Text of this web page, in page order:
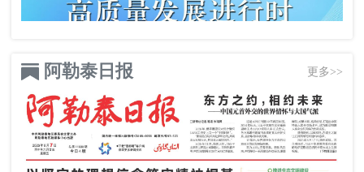
阿勒泰日报 更多>>